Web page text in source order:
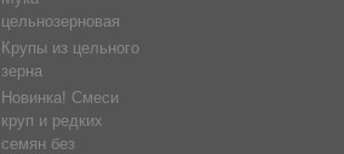
цельнозерновая
Крупы из цельного
зерна
Новинка! Смеси
круп и редких
семян без